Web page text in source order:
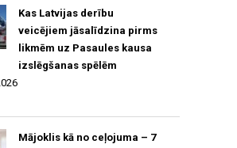
Kas Latvijas derību
veicējiem jāsalīdzina pirms
likmēm uz Pasaules kausa
izslēgšanas spēlēm
Mājoklis kā no ceļojuma – 7